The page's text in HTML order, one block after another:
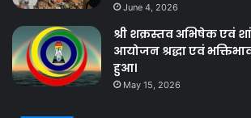
June 4, 2026
श्री शक्रस्तव अभिषेक एवं
आयोजन श्रद्धा एवं
हुआ।
May 15, 2026